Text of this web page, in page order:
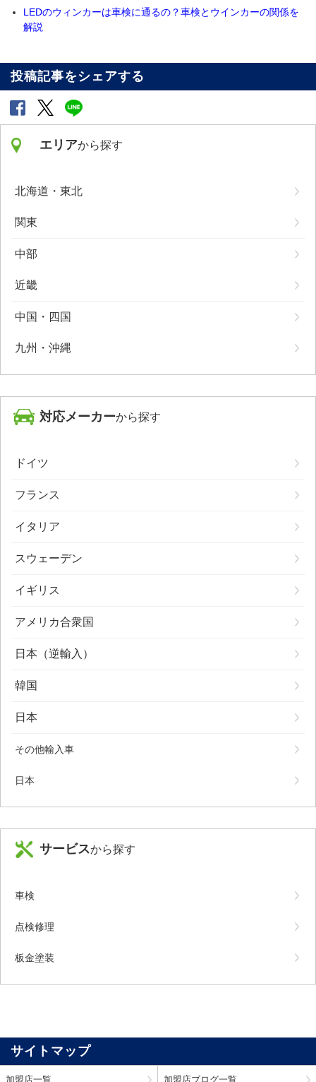
LEDのウィンカーは車検に通るの？車検とウインカーの関係を
解説
投稿記事をシェアする
エリアから探す
北海道・東北
関東
中部
近畿
中国・四国
九州・沖縄
対応メーカーから探す
ドイツ
フランス
イタリア
スウェーデン
イギリス
アメリカ合衆国
日本（逆輸入）
韓国
日本
その他輸入車
日本
サービスから探す
車検
点検修理
板金塗装
サイトマップ
加盟店一覧 加盟店ブログ一覧